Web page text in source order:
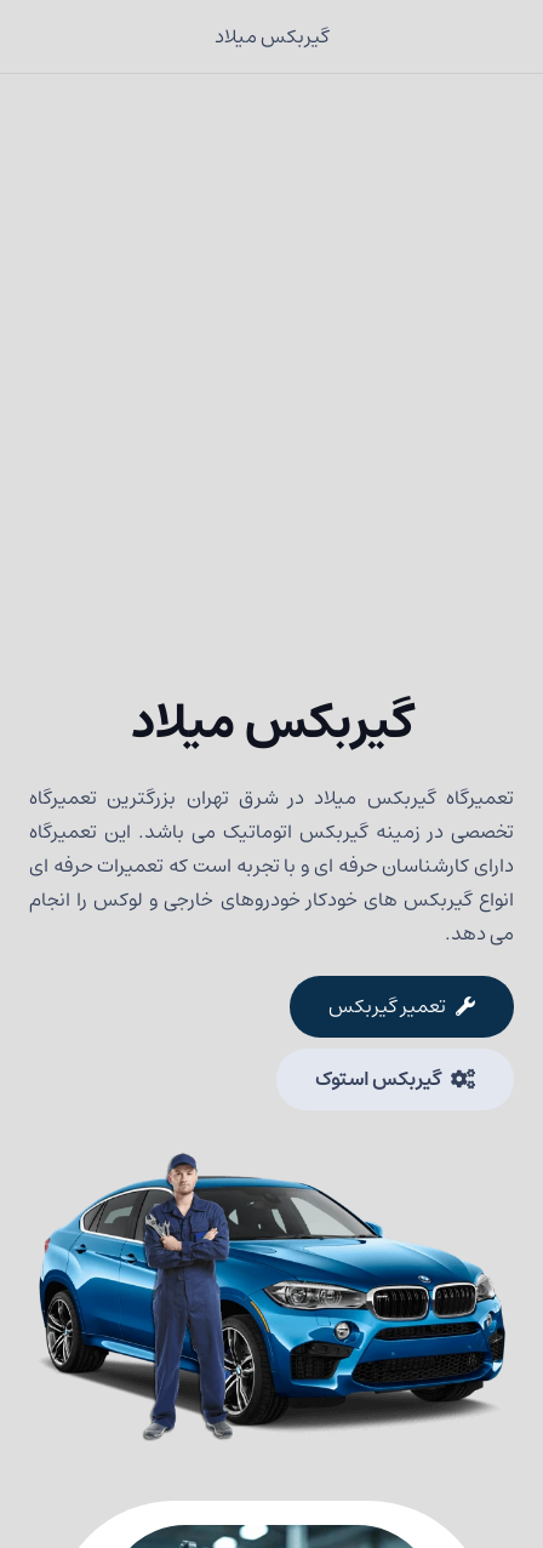
گیربکس میلاد
گیربکس میلاد
تعمیرگاه گیربکس میلاد در شرق تهران بزرگترین تعمیرگاه
تخصصی در زمینه گیربکس اتوماتیک می باشد. این تعمیرگاه
دارای کارشناسان حرفه ای و با تجربه است که تعمیرات حرفه ای
انواع گیربکس های خودکار خودروهای خارجی و لوکس را انجام
می دهد.
تعمیر گیربکس
گیربکس استوک